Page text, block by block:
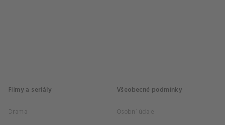
Filmy a seriály
Drama
Všeobecné podmínky
Osobní údaje